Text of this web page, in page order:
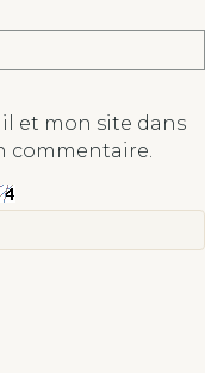
et mon site dans
commentaire.